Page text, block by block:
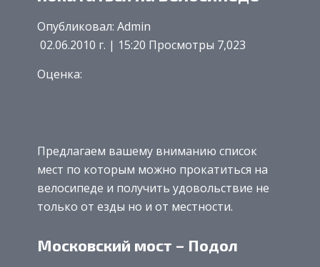
Опубликовал: Admin
02.06.2010 г. | 15:20 Просмотры 7,023
Оценка:
Предлагаем вашему вниманию список
мест по которым можно прокатиться на
велосипеде и получить удовольствие не
только от езды но и от местности.
Московский мост – Подол